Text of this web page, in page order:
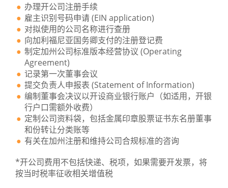
办理开公司注册手续
雇主识别号码申请 (EIN application)
对拟使用的公司名称进行查册
向加利福尼亚国务卿支付的注册登记费
制定加州公司标准版本经营协议 (Operating
Agreement)
记录第一次董事会议
提交负责人申报表 (Statement of Information)
编制董事会决议以开设商业银行账户（如适用，开银
行户口需额外收费）
定制公司资料袋，包括金属印章股票证书东名册董事
和份转让分类账等
有关在加州注册和维持公司合规标准的咨询
*开公司费用不包括快递、税项，如果需要开发票，将
按当时税率征收相关增值税